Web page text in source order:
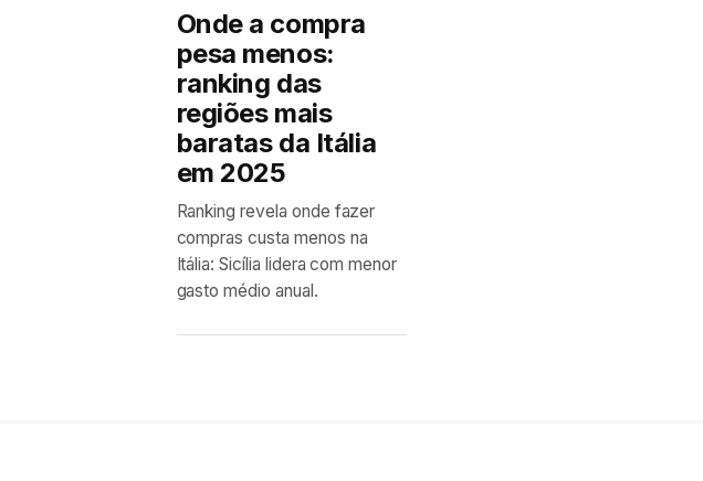
Onde a compra
pesa menos:
ranking das
regiões mais
baratas da Itália
em 2025
Ranking revela onde fazer
compras custa menos na
Itália: Sicília lidera com menor
gasto médio anual.